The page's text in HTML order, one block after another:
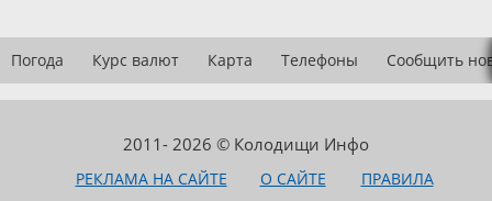
Погода Курс валют Карта Телефоны Сообщить
2011- 2026 © Колодищи Инфо
РЕКЛАМА НА САЙТЕ О САЙТЕ
ПРАВИЛА